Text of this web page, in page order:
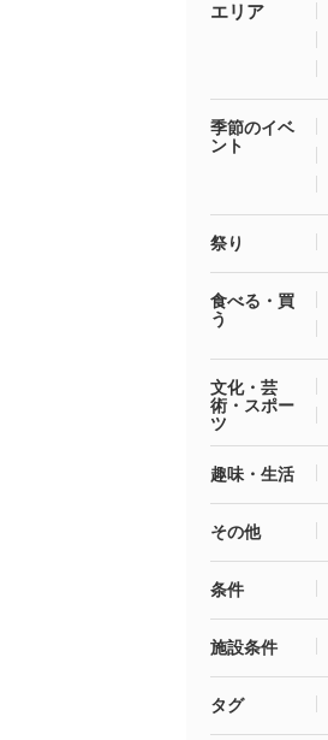
エリア
季節のイベ
ント
祭り
食べる・買
う
文化・芸
術・スポー
ツ
趣味・生活
その他
条件
施設条件
タグ